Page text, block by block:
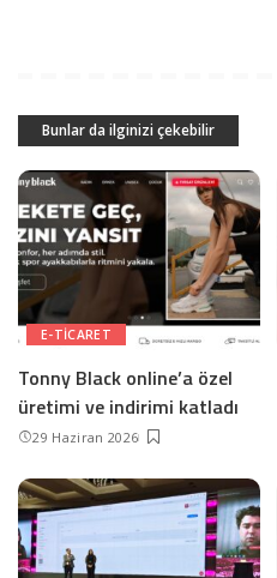
Bunlar da ilginizi çekebilir
E-TICARET
Tonny Black online’a özel
üretimi ve indirimi katladı
29 Haziran 2026